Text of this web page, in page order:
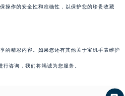
操作的安全性和准确性，以保护您的珍贵收藏
的精彩内容。如果您还有其他关于宝玑手表维护
咨询，我们将竭诚为您服务。